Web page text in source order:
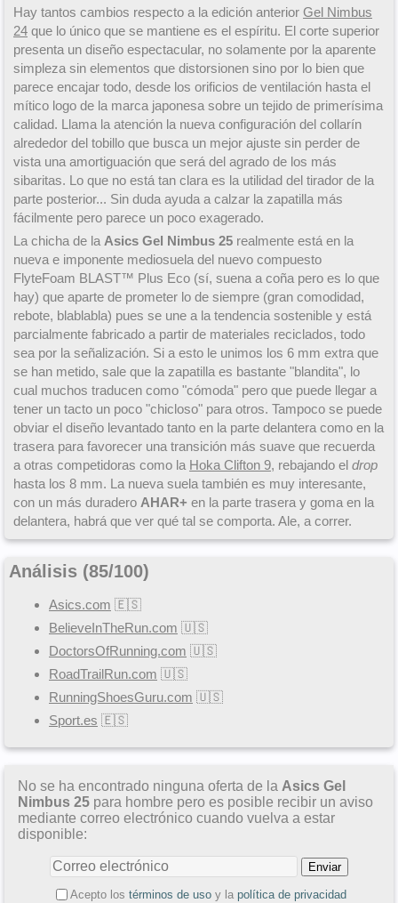
Hay tantos cambios respecto a la edición anterior Gel Nimbus
24 que lo único que se mantiene es el espíritu. El corte superior
presenta un diseño espectacular, no solamente por la aparente
simpleza sin elementos que distorsionen sino por lo bien que
parece encajar todo, desde los orificios de ventilación hasta el
mítico logo de la marca japonesa sobre un tejido de primerísima
calidad. Llama la atención la nueva configuración del collarín
alrededor del tobillo que busca un mejor ajuste sin perder de
vista una amortiguación que será del agrado de los más
sibaritas. Lo que no está tan clara es la utilidad del tirador de la
parte posterior... Sin duda ayuda a calzar la zapatilla más
fácilmente pero parece un poco exagerado.
La chicha de la Asics Gel Nimbus 25 realmente está en la
nueva e imponente mediosuela del nuevo compuesto
FlyteFoam BLAST™ Plus Eco (sí, suena a coña pero es lo que
hay) que aparte de prometer lo de siempre (gran comodidad,
rebote, blablabla) pues se une a la tendencia sostenible y está
parcialmente fabricado a partir de materiales reciclados, todo
sea por la señalización. Si a esto le unimos los 6 mm extra que
se han metido, sale que la zapatilla es bastante "blandita", lo
cual muchos traducen como "cómoda" pero que puede llegar a
tener un tacto un poco "chicloso" para otros. Tampoco se puede
obviar el diseño levantado tanto en la parte delantera como en la
trasera para favorecer una transición más suave que recuerda
a otras competidoras como la Hoka Clifton 9, rebajando el drop
hasta los 8 mm. La nueva suela también es muy interesante,
con un más duradero AHAR+ en la parte trasera y goma en la
delantera, habrá que ver qué tal se comporta. Ale, a correr.
Análisis (85/100)
Asics.com 🇪🇸
BelieveInTheRun.com 🇺🇸
DoctorsOfRunning.com 🇺🇸
RoadTrailRun.com 🇺🇸
RunningShoesGuru.com 🇺🇸
Sport.es 🇪🇸
No se ha encontrado ninguna oferta de la Asics Gel
Nimbus 25 para hombre pero es posible recibir un aviso
mediante correo electrónico cuando vuelva a estar
disponible:
Acepto los términos de usoy la política de privacidad